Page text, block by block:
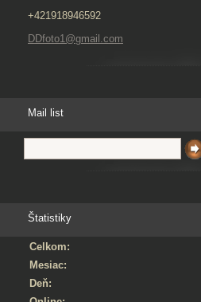
+421918946592
DDfoto1@gmail.com
Mail list
Štatistiky
Celkom:
Mesiac:
Deň: